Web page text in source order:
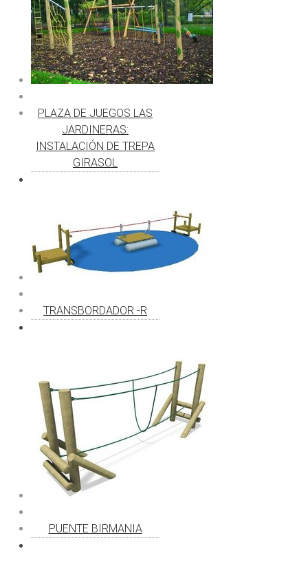
PLAZA DE JUEGOS LAS
JARDINERAS:
INSTALACIÓN DE TREPA
GIRASOL
TRANSBORDADOR -R
PUENTE BIRMANIA